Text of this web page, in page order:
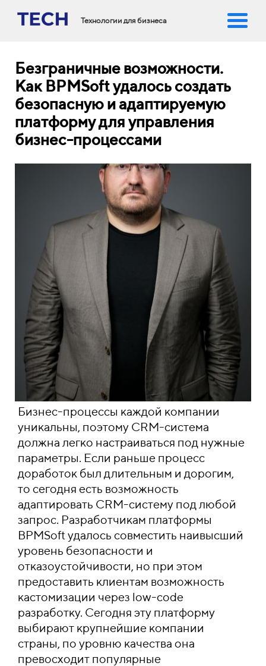
Технологии для бизнеса
Безграничные возможности.
Как BPMSoft удалось создать
безопасную и адаптируемую
платформу для управления
бизнес-процессами
Бизнес-процессы каждой компании
уникальны, поэтому CRM-система
должна легко настраиваться под нужные
параметры. Если раньше процесс
доработок был длительным и дорогим,
то сегодня есть возможность
адаптировать CRM-систему под любой
запрос. Разработчикам платформы
BPMSoft удалось совместить наивысший
уровень безопасности и
отказоустойчивости, но при этом
предоставить клиентам возможность
кастомизации через low-code
разработку. Сегодня эту платформу
выбирают крупнейшие компании
страны, по уровню качества она
превосходит популярные